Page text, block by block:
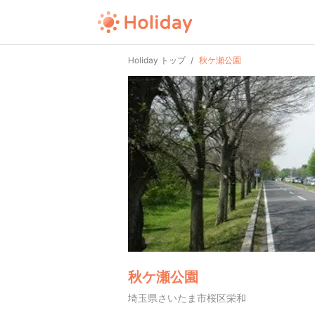
Holiday トップ 秋ケ瀬公園
秋ケ瀬公園
埼玉県さいたま市桜区栄和